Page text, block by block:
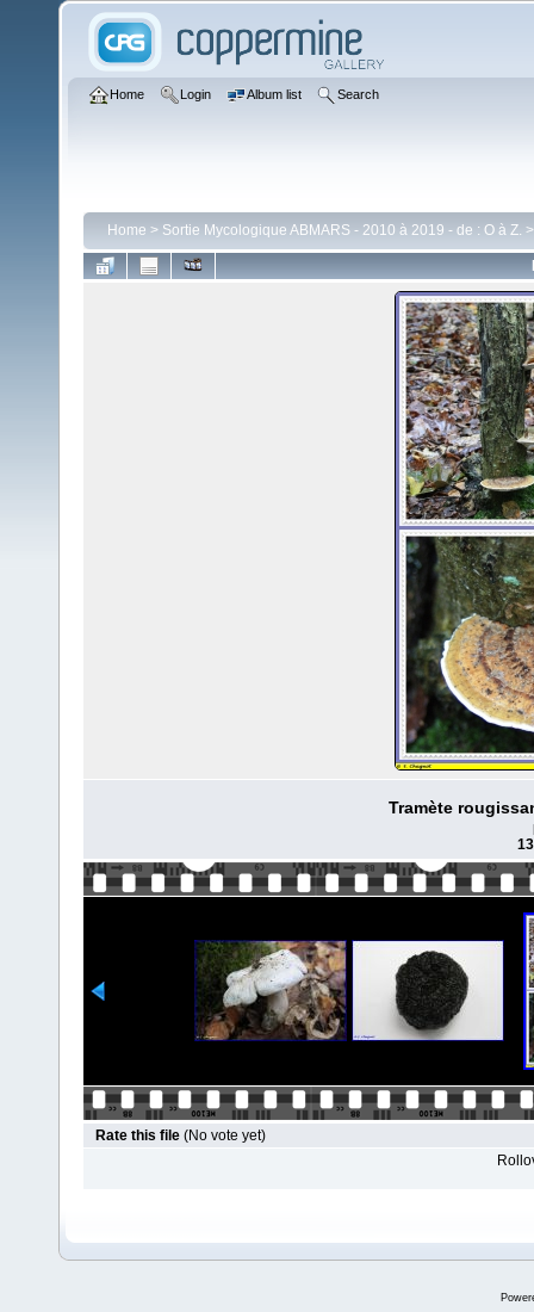
Home Login Album list Search
Home > Sortie Mycologique ABMARS - 2010 à 2019 - de : O à Z.
Tramète
Rate this file (No vote yet)